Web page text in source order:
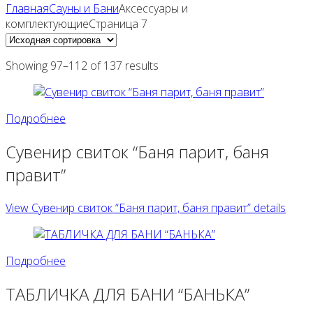
ГлавнаяСауны и БаниАксессуары и
комплектующиеСтраница 7
Showing 97–112 of 137 results
Подробнее
Сувенир свиток “Баня парит, баня
правит”
View Сувенир свиток “Баня парит, баня правит” details
Подробнее
ТАБЛИЧКА ДЛЯ БАНИ “БАНЬКА”